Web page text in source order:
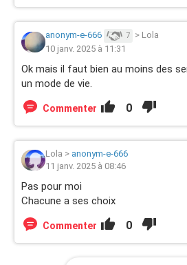
anonym-e-666 7 > Lola
10 janv. 2025 à 11:31
Ok mais il faut bien au moins des
un mode de vie.
Commenter 0
Lola > anonym-e-666
11 janv. 2025 à 08:46
Pas pour moi
Chacune a ses choix
Commenter 0